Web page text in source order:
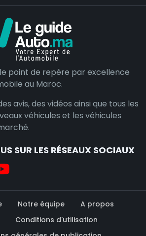
point de repère par excellence
au Maroc.
avis, des vidéos ainsi que tous les
véhicules et les véhicules
SUR LES RÉSEAUX SOCIAUX
Notre équipe
A propos
Conditions d'utilisation